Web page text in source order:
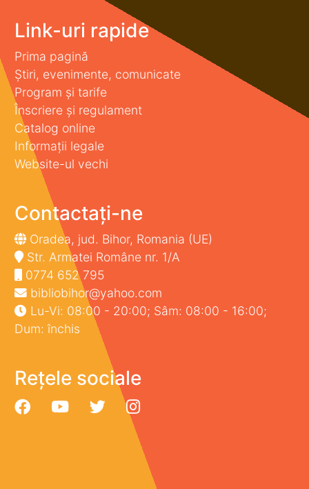
Link-uri rapide
Prima pagină
Știri, evenimente, comunicate
Program și tarife
Înscriere și regulament
Catalog online
Informații legale
Website-ul vechi
Contactați-ne
Oradea, jud. Bihor, Romania (UE)
Str. Armatei Române nr. 1/A
0774 652 795
bibliobihor@yahoo.com
Lu-Vi: 08:00 - 20:00; Sâm: 08:00 - 16:00;
Dum: închis
Rețele sociale